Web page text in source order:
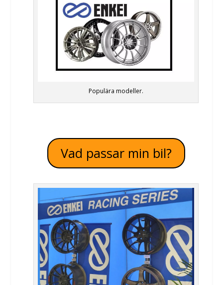
Populära modeller.
Vad passar min bil?